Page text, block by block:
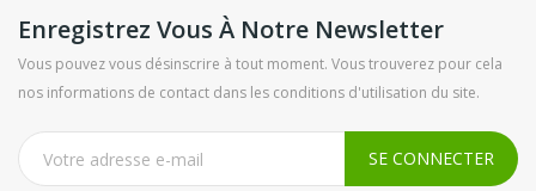
Enregistrez Vous À Notre Newsletter
Vous pouvez vous désinscrire à tout moment. Vous trouverez pour cela
nos informations de contact dans les conditions d'utilisation du site.